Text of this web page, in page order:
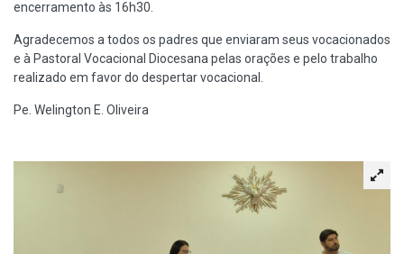
encerramento às 16h30.
Agradecemos a todos os padres que enviaram seus vocacionados
e à Pastoral Vocacional Diocesana pelas orações e pelo trabalho
realizado em favor do despertar vocacional.
Pe. Welington E. Oliveira